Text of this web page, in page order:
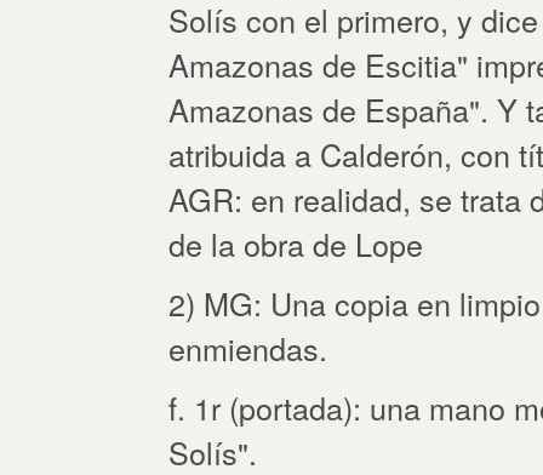
Solís con el primero, y
Amazonas de Escitia"
Amazonas de España". Y
atribuida a Calderón, con
AGR: en realidad, se trata
de la obra de Lope
2) MG: Una copia en
enmiendas.
f. 1r (portada): una mano
Solís".